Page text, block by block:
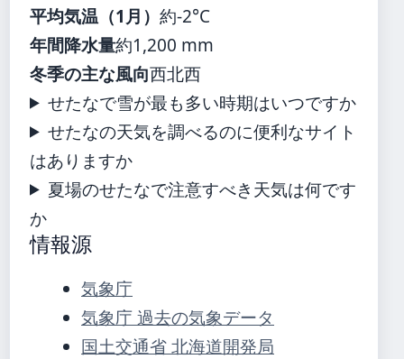
平均気温（1月） 約-2°C
年間降水量約1,200 mm
冬季の主な風向西北西
せたなで雪が最も多い時期はいつですか
せたなの天気を調べるのに便利なサイト
はありますか
夏場のせたなで注意すべき天気は何です
か
情報源
気象庁
気象庁 過去の気象データ
国土交通省 北海道開発局